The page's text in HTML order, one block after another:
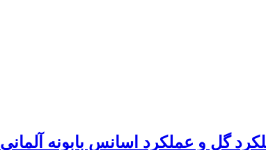
گل و عملکرد اسانس بابونه آلمانی